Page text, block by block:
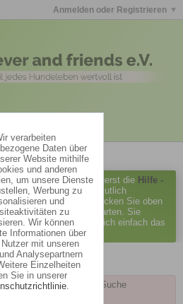
Anmelden oder Registrieren
ist, lesen Sie bitte zuerst die Hilfe -
Sie müssen sich vermutlich
verfassen können. Klicken Sie oben
zu starten. Sie
lesen. Suchen Sie sich einfach das
interessiert.
Bitte eine neue Suche
verarbeiten
Daten über
Website mithilfe
und anderen
um unsere Dienste
Werbung zu
und
zu
Wir können
Informationen über
mit unseren
Analysepartnern
Einzelheiten
Sie in unserer
.